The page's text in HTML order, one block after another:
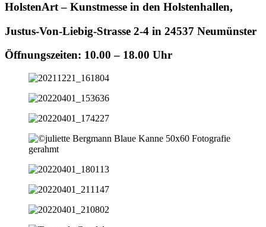
HolstenArt – Kunstmesse in den Holstenhallen,
Justus-Von-Liebig-Strasse 2-4 in 24537 Neumünster
Öffnungszeiten: 10.00 – 18.00 Uhr